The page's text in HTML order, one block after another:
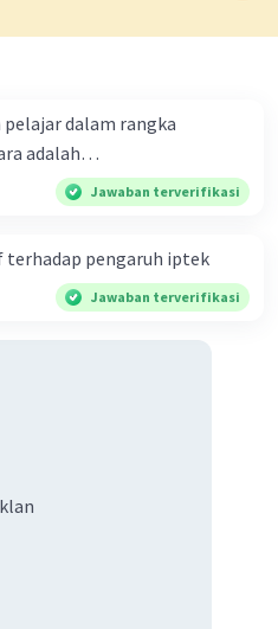
apa yang mau dicapai dan
pelajar dalam rangka
adalah…
Jawaban terverifikasi
pengaruh iptek
Jawaban terverifikasi